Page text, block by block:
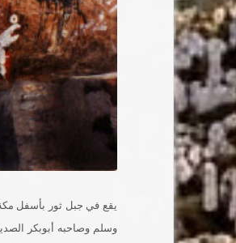
يقع في جبل ثور بأسفل
وسلم وصاحبه أبوبكر